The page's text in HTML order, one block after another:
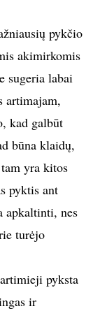
pykčio
akimirkomis
sugeria labai
artimajam,
kad galbūt
būna klaidų,
yra kitos
pyktis ant
apkaltinti, nes
turėjo
pyksta
ir